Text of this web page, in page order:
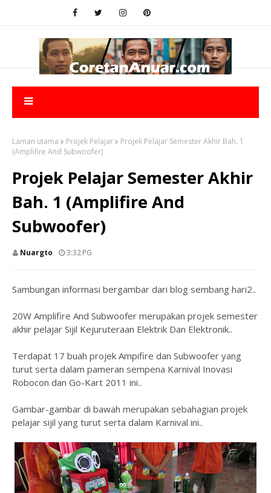
Laman utama Projek Pelajar
Projek Pelajar Semester Akhir Bah. 1
(Amplifire And Subwoofer)
Projek Pelajar Semester Akhir
Bah. 1 (Amplifire And
Subwoofer)
Nuargto 3:32 PG
Sambungan informasi bergambar dari blog sembang hari2..
20W Amplifire And Subwoofer merupakan projek semester
akhir pelajar Sijil Kejuruteraan Elektrik Dan Elektronik..
Terdapat 17 buah projek Ampifire dan Subwoofer yang
turut serta dalam pameran sempena Karnival Inovasi
Robocon dan Go-Kart 2011 ini..
Gambar-gambar di bawah merupakan sebahagian projek
pelajar sijil yang turut serta dalam Karnival ini..